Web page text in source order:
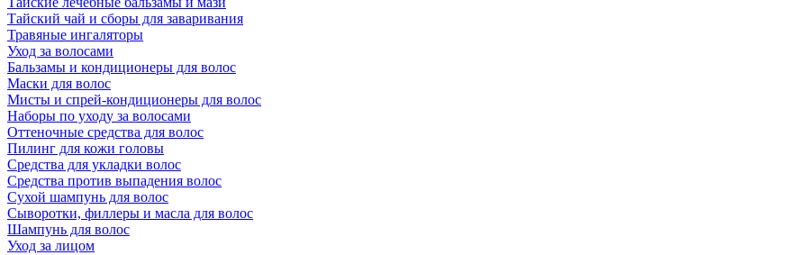
Тайский чай и сборы для заваривания
Травяные ингаляторы
Уход за волосами
Бальзамы и кондиционеры для волос
Маски для волос
Мисты и спрей-кондиционеры для волос
Наборы по уходу за волосами
Оттеночные средства для волос
Пилинг для кожи головы
Средства для укладки волос
Средства против выпадения волос
Сухой шампунь для волос
Сыворотки, филлеры и масла для волос
Шампунь для волос
Уход за лицом